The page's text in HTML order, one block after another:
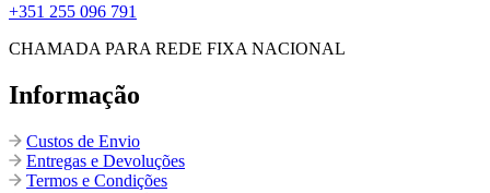
+351 255 096 791
CHAMADA PARA REDE FIXA NACIONAL
Informação
Custos de Envio
Entregas e Devoluções
Termos e Condições